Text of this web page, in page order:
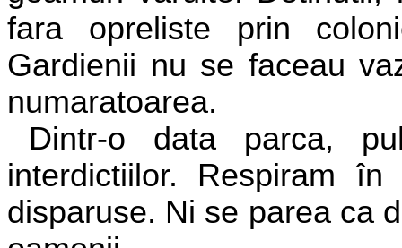
fara opreliste prin
Gardienii nu se faceau
numaratoarea.
Dintr-o data parca,
interdictiilor. Respiram
disparuse. Ni se parea ca